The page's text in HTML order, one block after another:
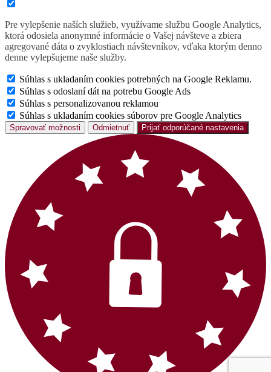
Pre vylepšenie naších služieb, využívame službu Google Analytics,
ktorá odosiela anonymné informácie o Vašej návšteve a zbiera
agregované dáta o zvyklostiach návštevníkov, vďaka ktorým denno
denne vylepšujeme naše služby.
Súhlas s ukladaním cookies potrebných na Google Reklamu.
Súhlas s odoslaní dát na potrebu Google Ads
Súhlas s personalizovanou reklamou
Súhlas s ukladaním cookies súborov pre Google Analytics
Spravovať možnosti Odmietnuť Prijať odporúčané nastavenia